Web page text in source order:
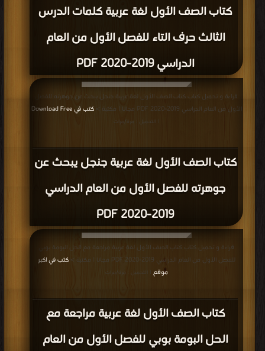
كتاب الصف الأول لغة عربية كلمات الدرس
الثالث حرف التاء للفصل الأول من العام
الدراسي 2019-2020 PDF
كتاب الصف الأول لغة عربية جنجل يبحث عن
جوهرته للفصل الأول من العام الدراسي
2019-2020 PDF
قراءة و تحميل كتاب كتاب الصف الأول لغة عربية جنجل يبحث عن جوهرته للفصل
الأول من العام الدراسي 2019-2020 PDF مجانا | مكتبة >
كتب في Download Free
| التحميل : مرة/مرات
كتاب الصف الأول لغة عربية مراجعة مع
الحل البومة بوبي للفصل الأول من العام
قراءة و تحميل كتاب كتاب الصف الأول لغة عربية مراجعة مع الحل البومة بوبي
للفصل الأول من العام الدراسي 2019-2020 PDF مجانا | مكتبة >
كتب في اكبر
موقع
| التحميل : مرة/مرات